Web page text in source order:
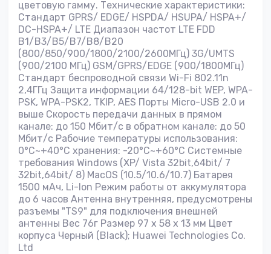
цветовую гамму. Технические характеристики:
Стандарт GPRS/ EDGE/ HSPDA/ HSUPA/ HSPA+/
DC-HSPA+/ LTE Диапазон частот LTE FDD
B1/B3/B5/B7/B8/B20
(800/850/900/1800/2100/2600МГц) 3G/UMTS
(900/2100 МГц) GSM/GPRS/EDGE (900/1800МГц)
Стандарт беспроводной связи Wi-Fi 802.11n
2,4ГГц Защита информации 64/128-bit WEP, WPA-
PSK, WPA-PSK2, TKIP, AES Порты Micro-USB 2.0 и
выше Скорость передачи данных в прямом
канале: до 150 Mбит/c в обратном канале: до 50
Мбит/c Рабочие температуры использования:
0°C~+40°C хранения: -20°C~+60°C Системные
требования Windows (XP/ Vista 32bit,64bit/ 7
32bit,64bit/ 8) MacOS (10.5/10.6/10.7) Батарея
1500 мАч, Li-Ion Режим работы от аккумулятора
до 6 часов Антенна внутренняя, предусмотрены
разъемы "TS9" для подключения внешней
антенны Вес 76г Размер 97 х 58 х 13 мм Цвет
корпуса Черный (Black); Huawei Technologies Co.
Ltd